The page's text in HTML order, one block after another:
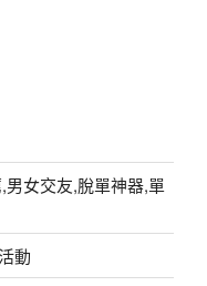
女交友,脫單神器,單
動